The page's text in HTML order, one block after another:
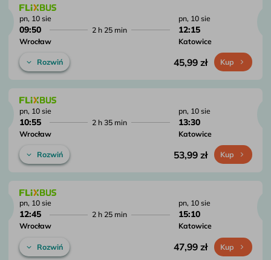
pn, 10 sie
09:50
2 h 25 min
Wrocław
pn, 10 sie
12:15
Katowice
Rozwiń 45,99 zł Kup
pn, 10 sie
10:55
2 h 35 min
Wrocław
pn, 10 sie
13:30
Katowice
Rozwiń 53,99 zł Kup
pn, 10 sie
12:45
2 h 25 min
Wrocław
pn, 10 sie
15:10
Katowice
Rozwiń 47,99 zł Kup